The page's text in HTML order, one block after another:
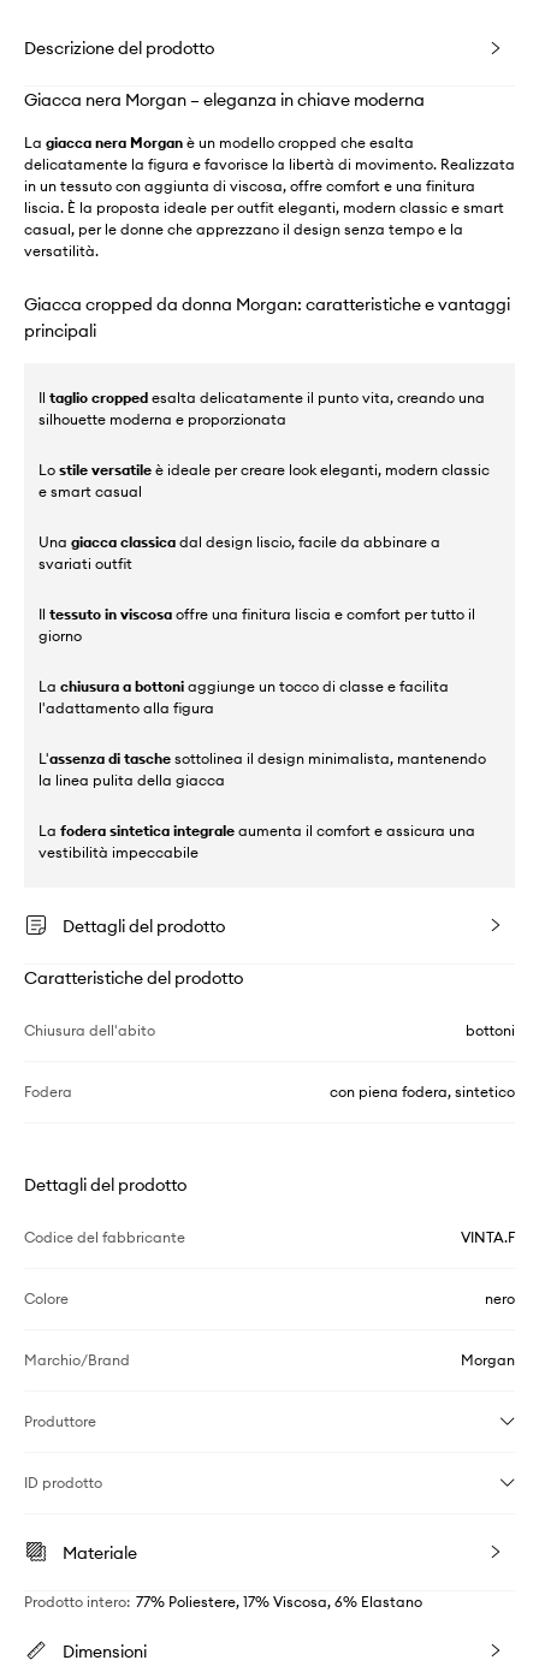
Descrizione del prodotto
Giacca nera Morgan – eleganza in chiave moderna
La giacca nera Morgan è un modello cropped che esalta
delicatamente la figura e favorisce la libertà di movimento. Realizzata
in un tessuto con aggiunta di viscosa, offre comfort e una finitura
liscia. È la proposta ideale per outfit eleganti, modern classic e smart
casual, per le donne che apprezzano il design senza tempo e la
versatilità.
Giacca cropped da donna Morgan: caratteristiche e vantaggi
principali
Il taglio cropped esalta delicatamente il punto vita, creando una
silhouette moderna e proporzionata
Lo stile versatile è ideale per creare look eleganti, modern classic
e smart casual
Una giacca classica dal design liscio, facile da abbinare a
svariati outfit
Il tessuto in viscosa offre una finitura liscia e comfort per tutto il
giorno
La chiusura a bottoni aggiunge un tocco di classe e facilita
l'adattamento alla figura
L'assenza di tasche sottolinea il design minimalista, mantenendo
la linea pulita della giacca
La fodera sintetica integrale aumenta il comfort e assicura una
vestibilità impeccabile
Dettagli del prodotto
Caratteristiche del prodotto
Chiusura dell'abito bottoni
Fodera con piena fodera, sintetico
Dettagli del prodotto
Codice del fabbricante VINTA.F
Colore nero
Marchio/Brand Morgan
Produttore
ID prodotto
Materiale
Prodotto intero: 77% Poliestere, 17% Viscosa, 6% Elastano
Dimensioni